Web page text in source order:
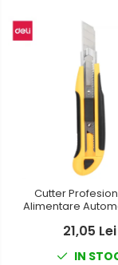
Cutter
Alimentare
21,05 Lei
IN